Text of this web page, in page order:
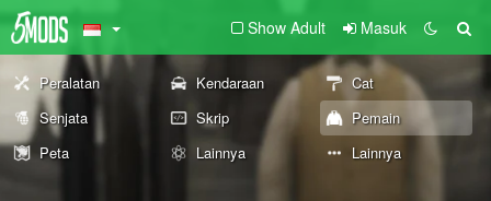
Show Adult Masuk
Peralatan Kendaraan
Cat
Senjata
Skrip
Pemain
Peta
Lainnya Lainnya